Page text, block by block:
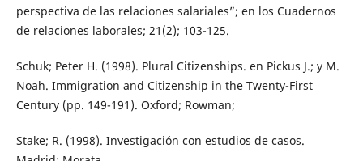
perspectiva de las relaciones salariales”; en los Cuadernos
de relaciones laborales; 21(2); 103-125.
Schuk; Peter H. (1998). Plural Citizenships. en Pickus J.; y M.
Noah. Immigration and Citizenship in the Twenty-First
Century (pp. 149-191). Oxford; Rowman;
Stake; R. (1998). Investigación con estudios de casos.